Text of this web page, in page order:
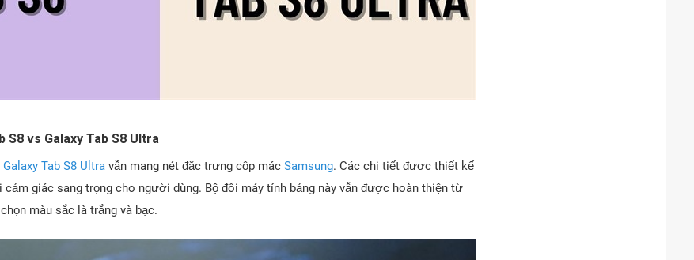
S8 vs Galaxy Tab S8 Ultra
Galaxy Tab S8 Ultravẫn mang nét đặc trưng cộp mác Samsung. Các chi tiết được thiết kế
cảm giác sang trọng cho người dùng. Bộ đôi máy tính bảng này vẫn được hoàn thiện từ
màu sắc là trắng và bạc.